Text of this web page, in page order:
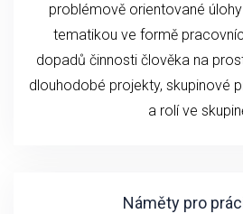
problémově orientované
tematikou ve formě
dopadů činnosti člověka na
dlouhodobé projekty, skupinové
a rolí ve
Náměty pro